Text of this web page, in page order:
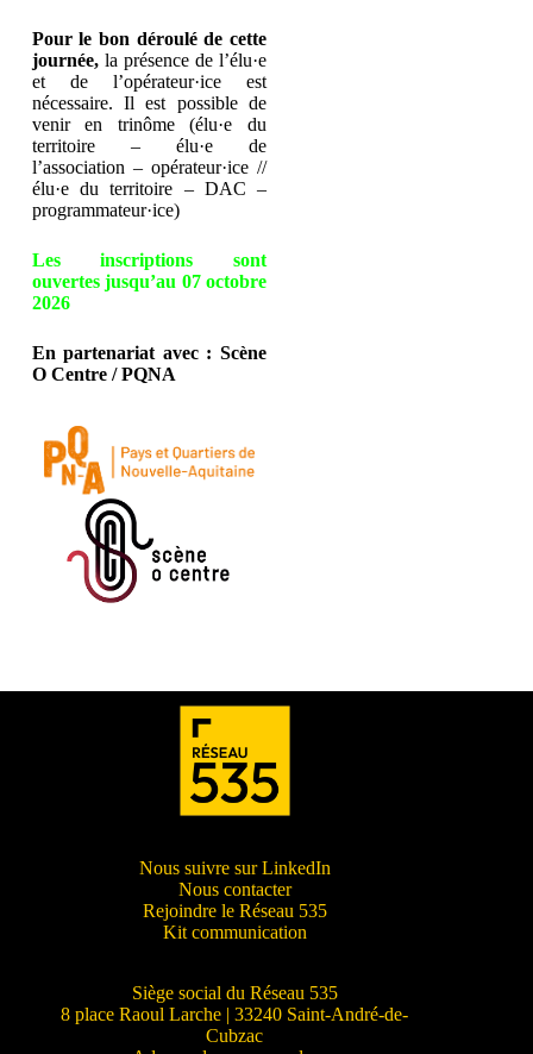
Pour le bon déroulé de cette
journée,la présence de l’élu·e
et de l’opérateur·ice est
nécessaire. Il est possible de
venir en trinôme (élu·e du
territoire – élu·e de
l’association – opérateur·ice //
élu·e du territoire – DAC –
programmateur·ice)
Les inscriptions sont
ouvertes jusqu’au 07 octobre
2026
En partenariat avec : Scène
O Centre / PQNA
Nous suivre sur LinkedIn
Nous contacter
Rejoindre le Réseau 535
Kit communication
Siège social du Réseau 535
8 place Raoul Larche | 33240 Saint-André-de-
Cubzac